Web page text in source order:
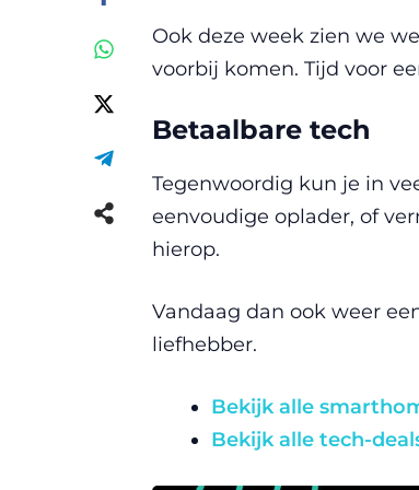
Ook deze week zien we
voorbij komen. Tijd voor
Betaalbare tech
Tegenwoordig kun je in
eenvoudige oplader, of
hierop.
Vandaag dan ook weer
liefhebber.
Bekijk alle
Bekijk alle tech-